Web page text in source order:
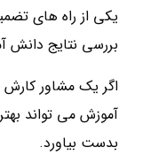
یکی از راه های
بررسی نتایج دانش
اگر یک مشاور
آموزش می تواند
بدست بیاورد.